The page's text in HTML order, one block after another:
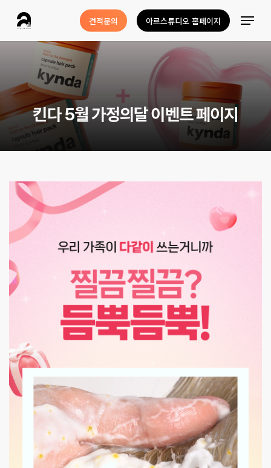
견적문의 아르스튜디오 홈페이지
Menu
킨다 5월 가정의달이벤트페이지
Close